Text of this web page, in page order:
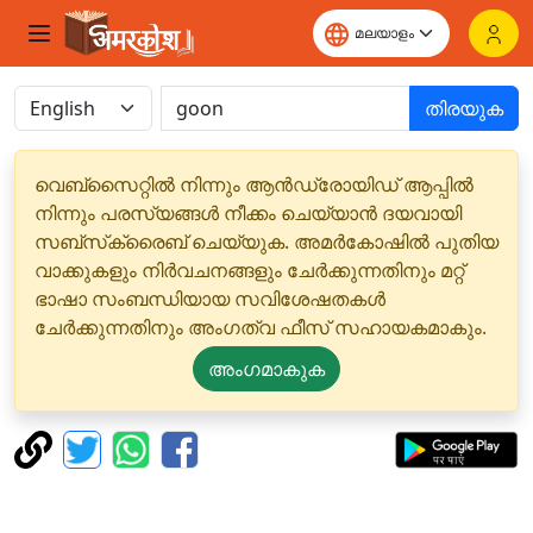
തിരയുക
വെബ്‌സൈറ്റിൽ നിന്നും ആൻഡ്രോയിഡ് ആപ്പിൽ
നിന്നും പരസ്യങ്ങൾ നീക്കം ചെയ്യാൻ ദയവായി
സബ്‌സ്‌ക്രൈബ് ചെയ്യുക. അമർകോഷിൽ പുതിയ
വാക്കുകളും നിർവചനങ്ങളും ചേർക്കുന്നതിനും മറ്റ്
ഭാഷാ സംബന്ധിയായ സവിശേഷതകൾ
ചേർക്കുന്നതിനും അംഗത്വ ഫീസ് സഹായകമാകും.
അംഗമാകുക